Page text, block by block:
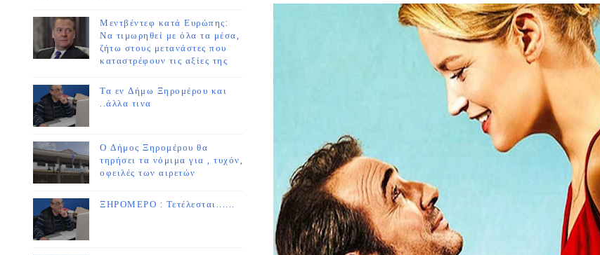
Μεντβέντεφ κατά Ευρώπης:
Να τιμωρηθεί με όλα τα μέσα,
ζήτω στους μετανάστες που
καταστρέφουν τις αξίες της
Τα εν Δήμω Ξηρομέρου και
..άλλα τινα
Ο Δήμος Ξηρομέρου θα
τηρήσει τα νόμιμα για , τυχόν,
οφειλές των αιρετών
ΞΗΡΟΜΕΡΟ : Τετέλεσται......